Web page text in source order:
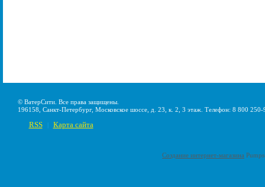
© ВатерСити. Все права защищены.
196158, Санкт-Петербург, Московское шоссе, д. 23, к. 2, 3 этаж. Телефон: 8 800
RSS Карта сайта
Создание интернет-магазина